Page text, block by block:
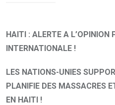
HAITI : ALERTE A L’OPINION
INTERNATIONALE !
LES NATIONS-UNIES
PLANIFIE DES MASSACRES
EN HAITI !